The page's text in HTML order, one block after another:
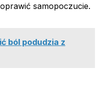
samopoczucie.
ból podudzia z